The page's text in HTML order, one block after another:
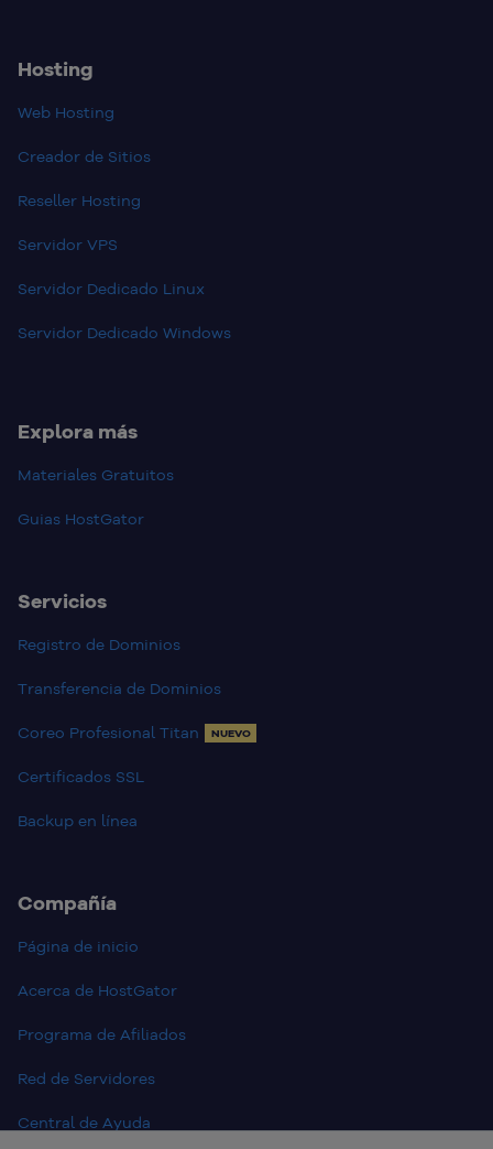
Hosting
Web Hosting
Creador de Sitios
Reseller Hosting
Servidor VPS
Servidor Dedicado Linux
Servidor Dedicado Windows
Explora más
Materiales Gratuitos
Guias HostGator
Servicios
Registro de Dominios
Transferencia de Dominios
Coreo Profesional Titan NUEVO
Certificados SSL
Backup en línea
Compañía
Página de inicio
Acerca de HostGator
Programa de Afiliados
Red de Servidores
Central de Ayuda